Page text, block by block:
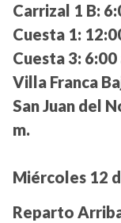
Carrizal 1 B:
Cuesta 1:
Cuesta 3: 6:00
Villa Franca
San Juan del
m.
Miércoles 12
Reparto